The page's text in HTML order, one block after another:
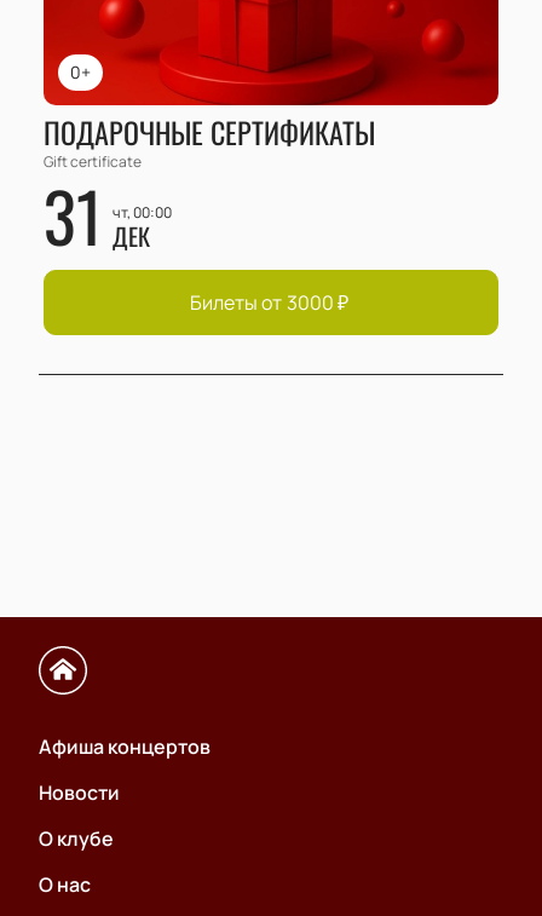
0+
ПОДАРОЧНЫЕ СЕРТИФИКАТЫ
Gift certificate
31 чт, 00:00
ДЕК
Билеты от 3000₽
Афиша концертов
Новости
О клубе
О нас